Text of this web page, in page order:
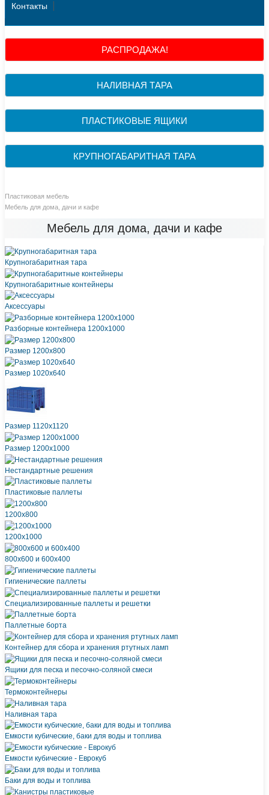
Контакты
РАСПРОДАЖА!
НАЛИВНАЯ ТАРА
ПЛАСТИКОВЫЕ ЯЩИКИ
КРУПНОГАБАРИТНАЯ ТАРА
Пластиковая мебель
Мебель для дома, дачи и кафе
Мебель для дома, дачи и кафе
Крупногабаритная тара
Крупногабаритные контейнеры
Аксессуары
Разборные контейнера 1200х1000
Размер 1200х800
Размер 1020х640
Размер 1120х1120
Размер 1200х1000
Нестандартные решения
Пластиковые паллеты
1200х800
1200х1000
800х600 и 600х400
Гигиенические паллеты
Специализированные паллеты и решетки
Паллетные борта
Контейнер для сбора и хранения ртутных ламп
Ящики для песка и песочно-соляной смеси
Термоконтейнеры
Наливная тара
Емкости кубические, баки для воды и топлива
Емкости кубические - Еврокуб
Баки для воды и топлива